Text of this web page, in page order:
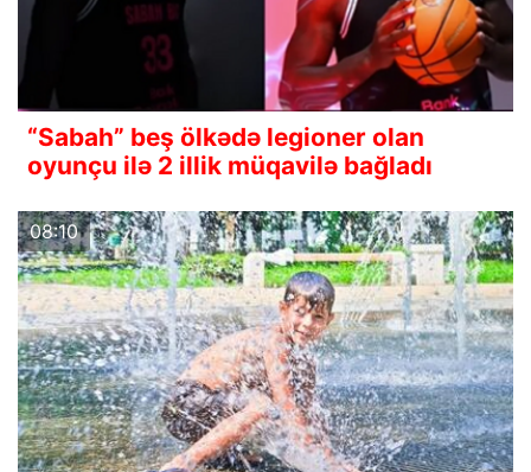
“Sabah” beş ölkədə legioner olan
oyunçu ilə 2 illik müqavilə bağladı
08:10